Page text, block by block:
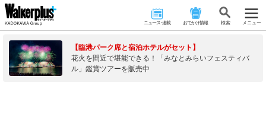
ニュース･連載 おでかけ情報 検 索 メニュー
【臨港パーク席と宿泊ホテルがセット】
花火を間近で堪能できる！「みなとみらいフェスティバ
ル」鑑賞ツアーを販売中